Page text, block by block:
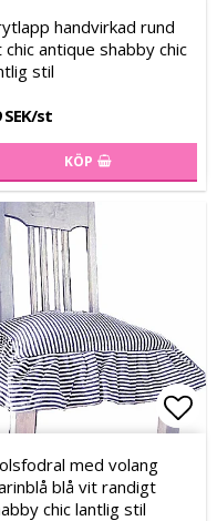
i favoritlistan
i favoritlistan
handvirkad rund
chic antique shabby chic
stil
SEK/st
KÖP
i favoritlistan
i favoritlistan
med volang
blå vit randigt
chic lantlig stil